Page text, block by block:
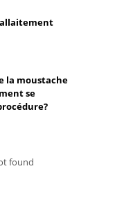
la moustache
se
found